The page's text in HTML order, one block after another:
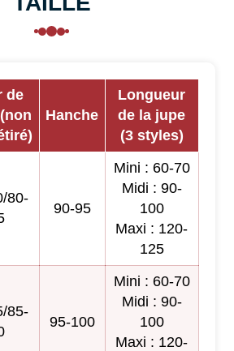
de
Hanche
Longueur
de la jupe
(3 styles)
80-
90-95
Mini : 60-70
Midi : 90-
100
Maxi : 120-
125
85-
95-100
Mini : 60-70
Midi : 90-
100
Maxi : 120-